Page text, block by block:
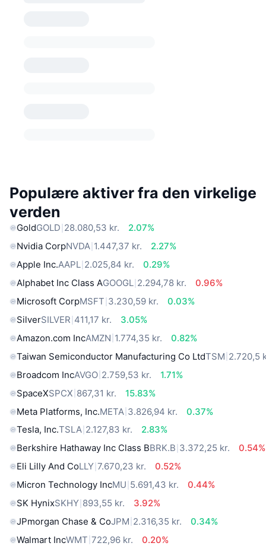
Populære aktiver fra den virkelige
verden
GoldGOLD 28.080,53 kr.
2.07%
Nvidia CorpNVDA 1.447,37 kr.
2.27%
Apple Inc.AAPL 2.025,84 kr.
0.29%
Alphabet Inc Class AGOOGL 2.294,78 kr.
0.96%
Microsoft CorpMSFT 3.230,59 kr.
0.03%
SilverSILVER 411,17 kr.
3.05%
Amazon.com IncAMZN 1.774,35 kr.
0.82%
Taiwan Semiconductor Manufacturing Co LtdTSM 2.720,5
Broadcom IncAVGO 2.759,53 kr.
1.71%
SpaceXSPCX 867,31 kr.
15.83%
Meta Platforms, Inc.META 3.826,94 kr.
0.37%
Tesla, Inc.TSLA 2.127,83 kr.
2.83%
Berkshire Hathaway Inc Class BBRK.B 3.372,25 kr.
0.54%
Eli Lilly And CoLLY 7.670,23 kr.
0.52%
Micron Technology IncMU 5.691,43 kr.
0.44%
SK HynixSKHY 893,55 kr.
3.92%
JPmorgan Chase & CoJPM 2.316,35 kr.
0.34%
Walmart IncWMT 722,96 kr. 0.20%